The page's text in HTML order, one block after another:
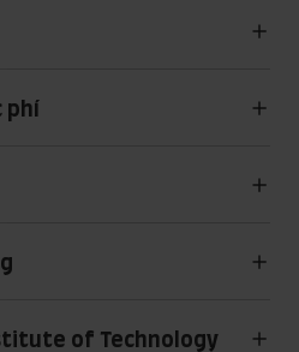
phí
of Technology